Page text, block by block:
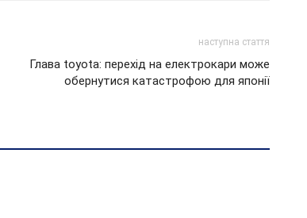
наступна стаття
Глава toyota: перехід на електрокари може
обернутися катастрофою для японії